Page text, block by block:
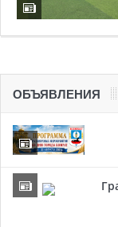
ОБЪЯВЛЕНИЯ